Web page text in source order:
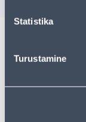
Statistika
Turustamine
Kirjeldus
Spetsifikatsioon